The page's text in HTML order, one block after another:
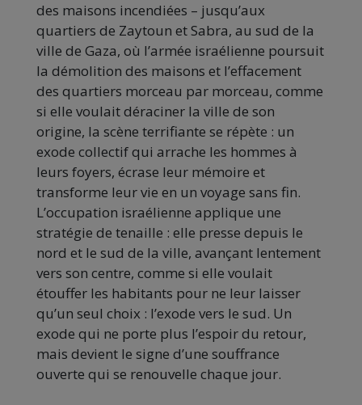
des maisons incendiées – jusqu’aux
quartiers de Zaytoun et Sabra, au sud de la
ville de Gaza, où l’armée israélienne poursuit
la démolition des maisons et l’effacement
des quartiers morceau par morceau, comme
si elle voulait déraciner la ville de son
origine, la scène terrifiante se répète : un
exode collectif qui arrache les hommes à
leurs foyers, écrase leur mémoire et
transforme leur vie en un voyage sans fin.
L’occupation israélienne applique une
stratégie de tenaille : elle presse depuis le
nord et le sud de la ville, avançant lentement
vers son centre, comme si elle voulait
étouffer les habitants pour ne leur laisser
qu’un seul choix : l’exode vers le sud. Un
exode qui ne porte plus l’espoir du retour,
mais devient le signe d’une souffrance
ouverte qui se renouvelle chaque jour.